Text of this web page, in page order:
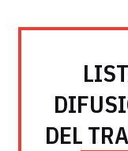
DEL